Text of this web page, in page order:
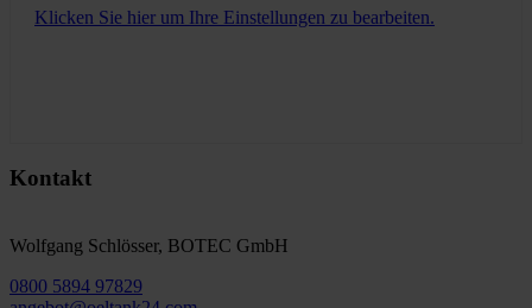
Klicken Sie hier um Ihre Einstellungen zu bearbeiten.
Kontakt
Wolfgang Schlösser, BOTEC GmbH
0800 5894 97829